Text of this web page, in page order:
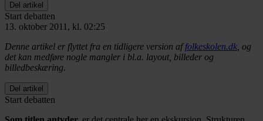
Del artikel
Start debatten
13. oktober 2011, kl. 02:25
Denne artikel er flyttet fra en tidligere version affolkeskolen.dk, og
det kan medføre nogle mangler i bl.a. layout, billeder og
billedbeskæring.
Del artikel
Start debatten